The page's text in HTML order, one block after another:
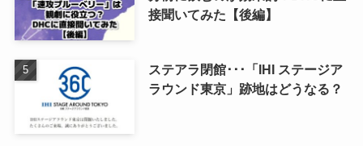
接聞いてみた【後編】
ステアラ閉館･･･「IHI ステージア
ラウンド東京」跡地はどうなる？